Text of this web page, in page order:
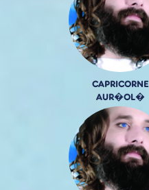
CAPRICORNE
AUR�OL�